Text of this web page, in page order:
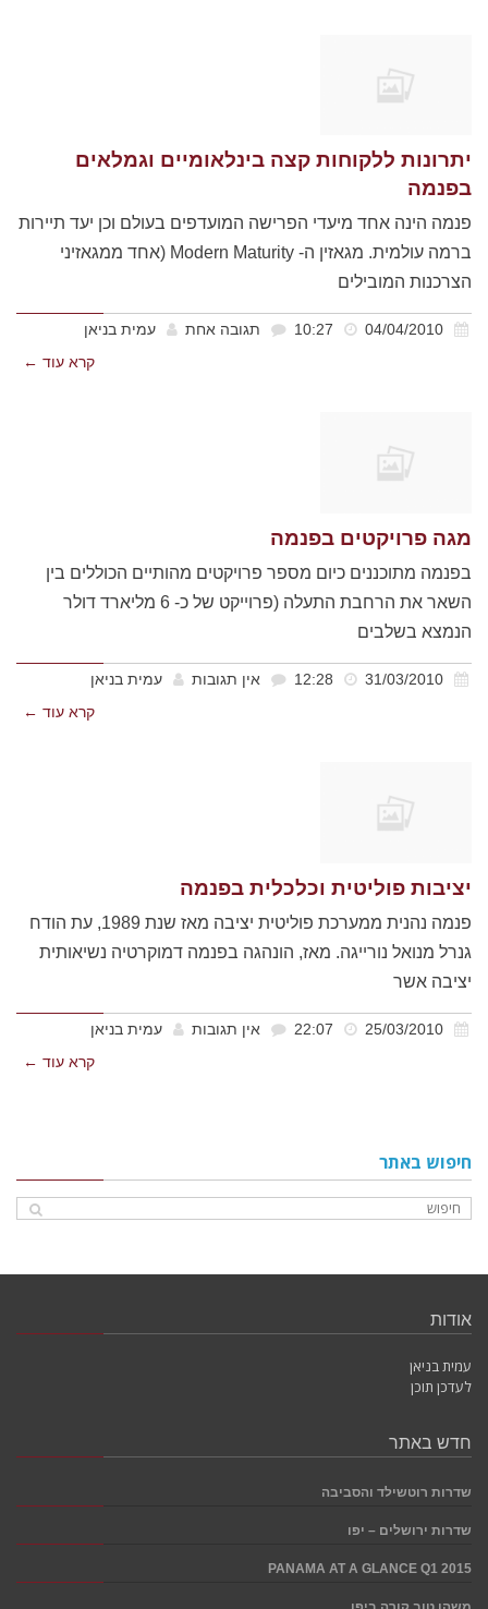
יתרונות ללקוחות קצה בינלאומיים וגמלאים
בפנמה
פנמה הינה אחד מיעדי הפרישה המועדפים בעולם וכן יעד תיירות
ברמה עולמית. מגאזין ה- Modern Maturity (אחד ממגאזיני
הצרכנות המובילים
תגובה אחת
עמית בניאן
קרא עוד ←
מגה פרויקטים בפנמה
בפנמה מתוכננים כיום מספר פרויקטים מהותיים הכוללים בין
השאר את הרחבת התעלה (פרוייקט של כ- 6 מליארד דולר
הנמצא בשלבים
אין תגובות
עמית בניאן
קרא עוד ←
יציבות פוליטית וכלכלית בפנמה
פנמה נהנית ממערכת פוליטית יציבה מאז שנת 1989, עת הודח
גנרל מנואל נורייגה. מאז, הונהגה בפנמה דמוקרטיה נשיאותית
יציבה אשר
אין תגובות
עמית בניאן
קרא עוד ←
חיפוש באתר
אודות
עמית בניאן
לעדכן תוכן
חדש באתר
שדרות רוטשילד והסביבה
שדרות ירושלים – יפו
PANAMA AT A GLANCE Q1 2015